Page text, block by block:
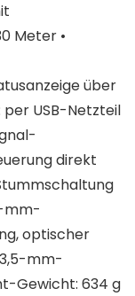
Meter •
über
per USB-Netzteil
direkt
mm-
optischer
mm-
Gewicht: 634 g